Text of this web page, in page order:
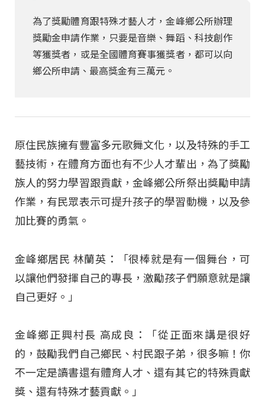
為了獎勵體育跟特殊才藝人才，金峰鄉公所辦理
獎勵金申請作業，只要是音樂、舞蹈、科技創作
等獲獎者，或是全國體育賽事獲獎者，都可以向
鄉公所申請、最高獎金有三萬元。
原住民族擁有豐富多元歌舞文化，以及特殊的手工
藝技術，在體育方面也有不少人才輩出，為了獎勵
族人的努力學習跟貢獻，金峰鄉公所祭出獎勵申請
作業，有民眾表示可提升孩子的學習動機，以及參
加比賽的勇氣。
金峰鄉居民 林蘭英：「很棒就是有一個舞台，可
以讓他們發揮自己的專長，激勵孩子們願意就是讓
自己更好。」
金峰鄉正興村長 高成良：「從正面來講是很好
的，鼓勵我們自己鄉民、村民跟子弟，很多嘛！你
不一定是讀書還有體育人才、還有其它的特殊貢獻
獎、還有特殊才藝貢獻。」